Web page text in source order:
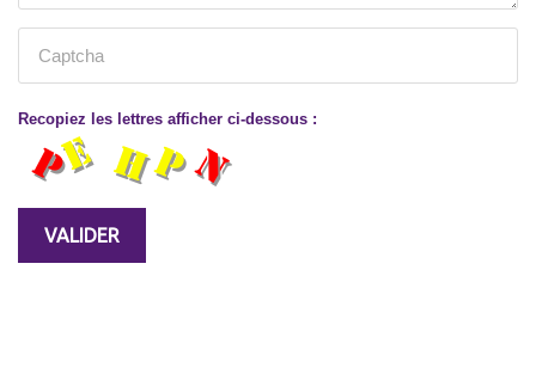
Recopiez les lettres afficher ci-dessous :